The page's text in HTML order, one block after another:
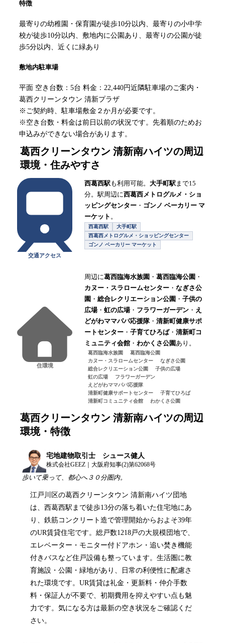
特徴
最寄りの幼稚園・保育園が徒歩10分以内、最寄りの小中学
校が徒歩10分以内、敷地内に公園あり、最寄りの公園が徒
歩5分以内、近くに緑あり
敷地内駐車場
平面 空き台数：5台 料金：22,440円近隣駐車場のご案内・
葛西クリーンタウン 清新プラザ
※ご契約時、駐車場敷金２か月が必要です。
※空き台数・料金は前日以前の状況です。先着順のためお
申込みができない場合があります。
葛西クリーンタウン 清新南ハイツの周辺
環境・住みやすさ
交通アクセス
西葛西駅も利用可能。 大手町駅まで15
分。駅周辺に西葛西メトログルメ・ショ
ッピングセンター ・ ゴンノ ベーカリー マ
ーケット 。
西葛西駅
大手町駅
西葛西メトログルメ・ショッピングセンター
ゴンノ ベーカリー マーケット
住環境
周辺に葛西臨海水族園 ・ 葛西臨海公園 ・
カヌー・スラロームセンター ・ なぎさ公
園 ・ 総合レクリエーション公園 ・ 子供の
広場・ 虹の広場・ フラワーガーデン ・ え
どがわママパパ応援隊・ 清新町健康サポ
ートセンター ・ 子育てひろば・ 清新町コ
ミュニティ会館 ・ わかくさ公園 あり。
葛西臨海水族園
葛西臨海公園
カヌー・スラロームセンター
なぎさ公園
総合レクリエーション公園
子供の広場
虹の広場
フラワーガーデン
えどがわママパパ応援隊
清新町健康サポートセンター
子育てひろば
清新町コミュニティ会館
わかくさ公園
葛西クリーンタウン 清新南ハイツの周辺
環境・特徴
宅地建物取引士 シュース健人
株式会社GEEZ｜大阪府知事(2)第62068号
歩いて乗って、都心へ３０分圏内。
江戸川区の葛西クリーンタウン 清新南ハイツ団地
は、西葛西駅まで徒歩13分の落ち着いた住宅地にあ
り、鉄筋コンクリート造で管理開始からおよそ39年
のUR賃貸住宅です。総戸数1218戸の大規模団地で、
エレベーター・モニター付ドアホン・追い焚き機能
付きバスなど住戸設備も整っています。生活圏に教
育施設・公園・緑地があり、日常の利便性に配慮さ
れた環境です。UR賃貸は礼金・更新料・仲介手数
料・保証人が不要で、初期費用を抑えやすい点も魅
力です。気になる方は最新の空き状況をご確認くだ
さい。